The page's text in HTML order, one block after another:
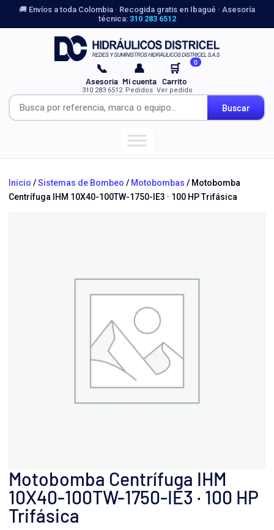
🚚 Envíos a toda Colombia · Recogida gratis en Ibagué · Asesoría
técnica: 310 283 6512
Buscar
📞
Asesoría
310 283 6512
👤
Mi cuenta
Pedidos
🛒 0
Carrito
Ver pedido
Inicio /Sistemas de Bombeo / Motobombas / Motobomba
Centrífuga IHM 10X40-100TW-1750-IE3 · 100 HP Trifásica
Motobomba Centrífuga IHM
10X40-100TW-1750-IE3 · 100 HP
Trifásica